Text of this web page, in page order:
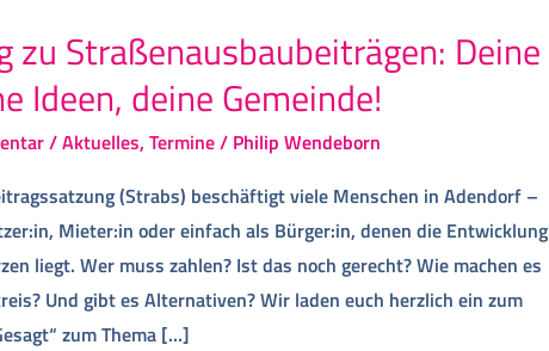
zu Straßenausbaubeiträgen: Deine
Ideen, deine Gemeinde!
/Aktuelles, Termine/ Philip Wendeborn
(Strabs) beschäftigt viele Menschen in Adendorf –
Mieter:in oder einfach als Bürger:in, denen die Entwicklung
liegt. Wer muss zahlen? Ist das noch gerecht? Wie machen es
Und gibt es Alternativen? Wir laden euch herzlich ein zum
zum Thema […]